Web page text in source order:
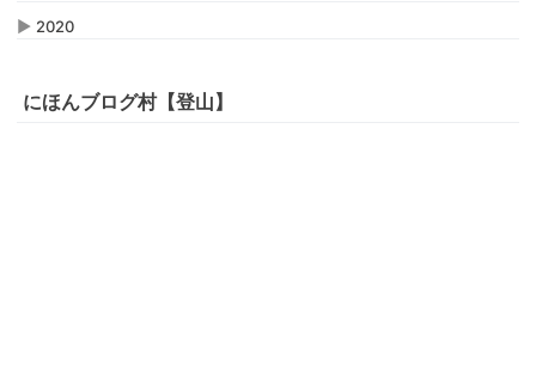
▶ 2020
にほんブログ村【登山】